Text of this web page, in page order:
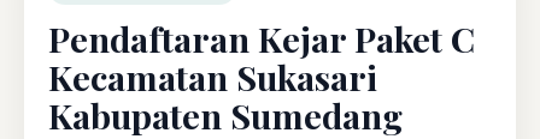
Pendaftaran Kejar Paket C
Kecamatan Sukasari
Kabupaten Sumedang